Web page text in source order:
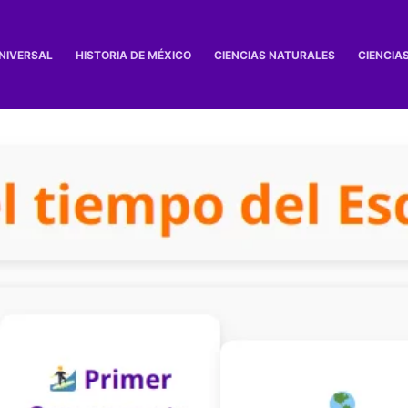
HISTORIA DE MÉXICO CIENCIAS NATURALES